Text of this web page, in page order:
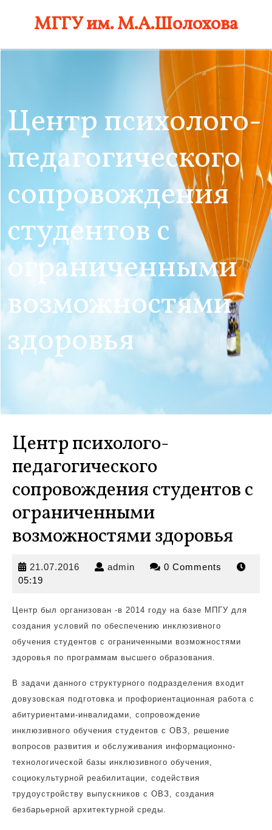
МГГУ им. М.А.Шолохова
Центр психолого-
педагогического
сопровождения
студентов с
ограниченными
возможностями
здоровья
Центр психолого-
педагогического
сопровождения студентов с
ограниченными
возможностями здоровья
21.07.2016 21.07.2016
admin admin 0 Comments
05:19
Центр был организован -в 2014 году на базе МПГУ для
создания условий по обеспечению инклюзивного
обучения студентов с ограниченными возможностями
здоровья по программам высшего образования.
В задачи данного структурного подразделения входит
довузовская подготовка и профориентационная работа с
абитуриентами-инвалидами, сопровождение
инклюзивного обучения студентов с ОВЗ, решение
вопросов развития и обслуживания информационно-
технологической базы инклюзивного обучения,
социокультурной реабилитации, содействия
трудоустройству выпускников с ОВЗ, создания
безбарьерной архитектурной среды.